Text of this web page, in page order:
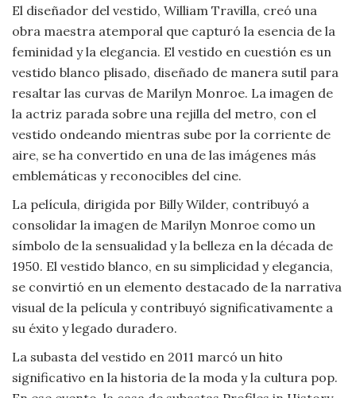
Naturaleza
Psicología
Religión
Salud
Sociología
Tecnología
Universo
Viajar
El diseñador del vestido, William Travilla, creó una
obra maestra atemporal que capturó la esencia de la
feminidad y la elegancia. El vestido en cuestión es un
vestido blanco plisado, diseñado de manera sutil para
resaltar las curvas de Marilyn Monroe. La imagen de
la actriz parada sobre una rejilla del metro, con el
vestido ondeando mientras sube por la corriente de
aire, se ha convertido en una de las imágenes más
emblemáticas y reconocibles del cine.
La película, dirigida por Billy Wilder, contribuyó a
consolidar la imagen de Marilyn Monroe como un
símbolo de la sensualidad y la belleza en la década de
1950. El vestido blanco, en su simplicidad y elegancia,
se convirtió en un elemento destacado de la narrativa
visual de la película y contribuyó significativamente a
su éxito y legado duradero.
La subasta del vestido en 2011 marcó un hito
significativo en la historia de la moda y la cultura pop.